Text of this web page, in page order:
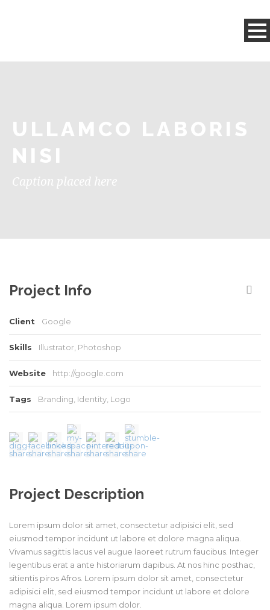
ULLAMCO LABORIS
NISI
Caption placed here
Project Info
Client Google
Skills Illustrator, Photoshop
Website http://google.com
Tags Branding Identity Logo
Project Description
Lorem ipsum dolor sit amet, consectetur adipisici elit, sed
eiusmod tempor incidunt ut labore et dolore magna aliqua.
Vivamus sagittis lacus vel augue laoreet rutrum faucibus. Integer
legentibus erat a ante historiarum dapibus. At nos hinc posthac,
sitientis piros Afros. Lorem ipsum dolor sit amet, consectetur
adipisici elit, sed eiusmod tempor incidunt ut labore et dolore
magna aliqua. Lorem ipsum dolor.